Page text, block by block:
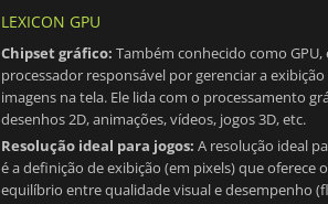
LEXICON GPU
Chipset gráfico: Também conhecido como GPU,
processador responsável por gerenciar a exibição
imagens na tela. Ele lida com o processamento
desenhos 2D, animações, vídeos, jogos 3D, etc.
Resolução ideal para jogos: A resolução ideal
é a definição de exibição (em pixels) que oferece
equilíbrio entre qualidade visual e desempenho